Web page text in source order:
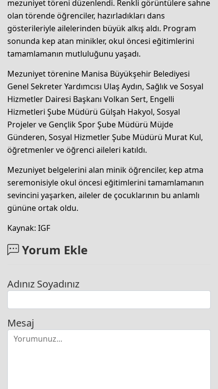
mezuniyet töreni düzenlendi. Renkli görüntülere sahne
olan törende öğrenciler, hazırladıkları dans
gösterileriyle ailelerinden büyük alkış aldı. Program
sonunda kep atan minikler, okul öncesi eğitimlerini
tamamlamanın mutluluğunu yaşadı.
Mezuniyet törenine Manisa Büyükşehir Belediyesi
Genel Sekreter Yardımcısı Ulaş Aydın, Sağlık ve Sosyal
Hizmetler Dairesi Başkanı Volkan Sert, Engelli
Hizmetleri Şube Müdürü Gülşah Hakyol, Sosyal
Projeler ve Gençlik Spor Şube Müdürü Müjde
Günderen, Sosyal Hizmetler Şube Müdürü Murat Kul,
öğretmenler ve öğrenci aileleri katıldı.
Mezuniyet belgelerini alan minik öğrenciler, kep atma
seremonisiyle okul öncesi eğitimlerini tamamlamanın
sevincini yaşarken, aileler de çocuklarının bu anlamlı
gününe ortak oldu.
Kaynak: IGF
Yorum Ekle
Adınız Soyadınız
Mesaj